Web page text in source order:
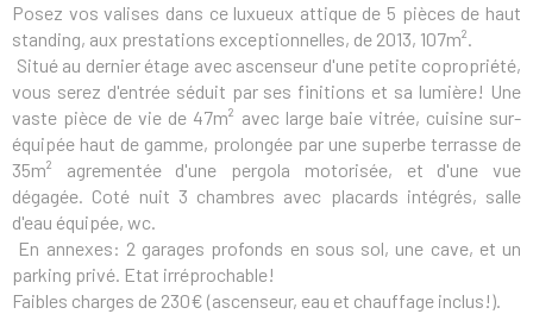
Posez vos valises dans ce luxueux attique de 5 pièces de haut
standing, aux prestations exceptionnelles, de 2013, 107m².
Situé au dernier étage avec ascenseur d'une petite copropriété,
vous serez d'entrée séduit par ses finitions et sa lumière! Une
vaste pièce de vie de 47m² avec large baie vitrée, cuisine sur-
équipée haut de gamme, prolongée par une superbe terrasse de
35m² agrementée d'une pergola motorisée, et d'une vue
dégagée. Coté nuit 3 chambres avec placards intégrés, salle
d'eau équipée, wc.
En annexes: 2 garages profonds en sous sol, une cave, et un
parking privé. Etat irréprochable!
Faibles charges de 230€ (ascenseur, eau et chauffage inclus!).